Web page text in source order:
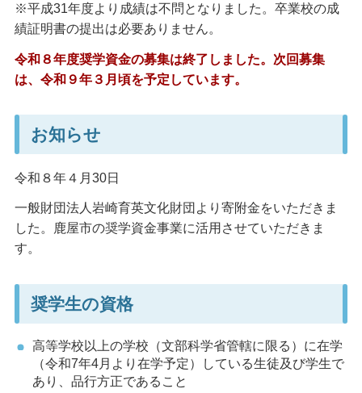
※平成31年度より成績は不問となりました。卒業校の成
績証明書の提出は必要ありません。
令和８年度奨学資金の募集は終了しました。次回募集
は、令和９年３月頃を予定しています。
お知らせ
令和８年４月30日
一般財団法人岩崎育英文化財団より寄附金をいただきま
した。鹿屋市の奨学資金事業に活用させていただきま
す。
奨学生の資格
高等学校以上の学校（文部科学省管轄に限る）に在学
（令和7年4月より在学予定）している生徒及び学生で
あり、品行方正であること